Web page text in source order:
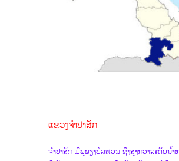
ແຂວງ​​ຈຳປາ​ສັກ
ຈໍາປາສັກ ມີພູພຽງບໍລະເວນ ຊຶ່ງສູງກວ່າລະດັບນ້